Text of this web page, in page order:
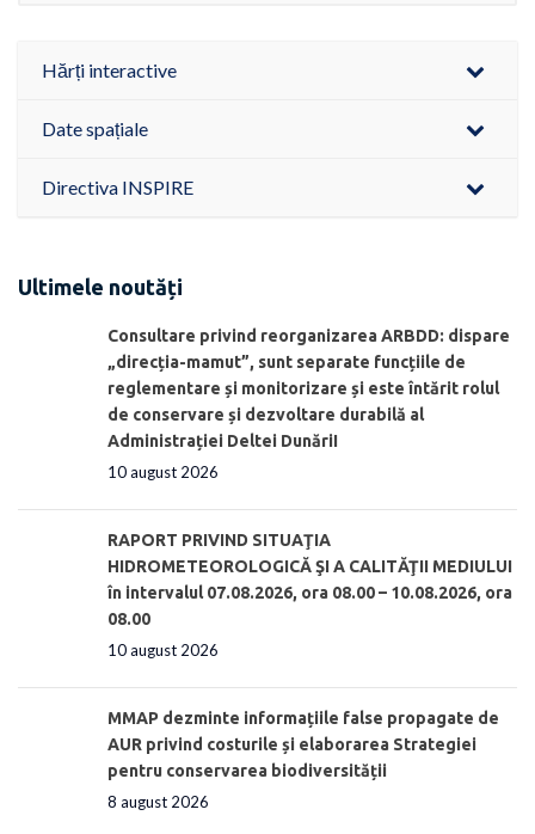
Hărți interactive
Date spațiale
Directiva INSPIRE
Ultimele noutăți
Consultare privind reorganizarea ARBDD: dispare
„direcția-mamut”, sunt separate funcțiile de
reglementare și monitorizare și este întărit rolul
de conservare și dezvoltare durabilă al
Administrației Deltei DunăriI
10 august 2026
RAPORT PRIVIND SITUAŢIA
HIDROMETEOROLOGICĂ ŞI A CALITĂŢII MEDIULUI
în intervalul 07.08.2026, ora 08.00 – 10.08.2026, ora
08.00
10 august 2026
MMAP dezminte informațiile false propagate de
AUR privind costurile și elaborarea Strategiei
pentru conservarea biodiversității
8 august 2026